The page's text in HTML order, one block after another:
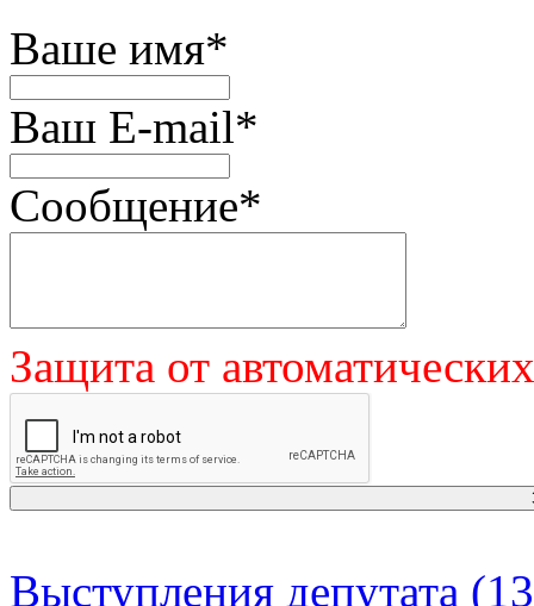
Ваше имя*
Ваш E-mail*
Сообщение*
Защита от
Выступления депутата